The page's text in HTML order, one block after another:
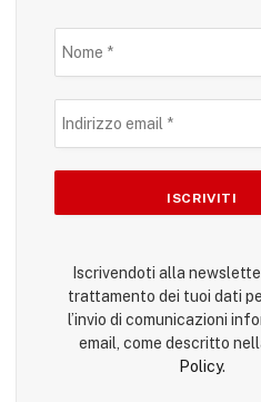
Iscrivendoti alla
trattamento dei tuoi dati
l’invio di comunicazioni
email, come descritto
Policy.